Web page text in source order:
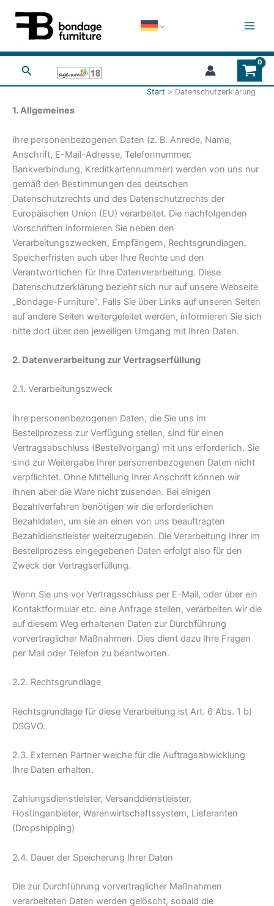
Inhalt
springen
Suchen
Start Datenschutzerklärung
1. Allgemeines
Ihre personenbezogenen Daten (z. B. Anrede, Name,
Anschrift, E-Mail-Adresse, Telefonnummer,
Bankverbindung, Kreditkartennummer) werden von uns nur
gemäß den Bestimmungen des deutschen
Datenschutzrechts und des Datenschutzrechts der
Europäischen Union (EU) verarbeitet. Die nachfolgenden
Vorschriften informieren Sie neben den
Verarbeitungszwecken, Empfängern, Rechtsgrundlagen,
Speicherfristen auch über Ihre Rechte und den
Verantwortlichen für Ihre Datenverarbeitung. Diese
Datenschutzerklärung bezieht sich nur auf unsere Webseite
„Bondage-Furniture“. Falls Sie über Links auf unseren Seiten
auf andere Seiten weitergeleitet werden, informieren Sie sich
bitte dort über den jeweiligen Umgang mit Ihren Daten.
2. Datenverarbeitung zur Vertragserfüllung
2.1. Verarbeitungszweck
Ihre personenbezogenen Daten, die Sie uns im
Bestellprozess zur Verfügung stellen, sind für einen
Vertragsabschluss (Bestellvorgang) mit uns erforderlich. Sie
sind zur Weitergabe Ihrer personenbezogenen Daten nicht
verpflichtet. Ohne Mitteilung Ihrer Anschrift können wir
Ihnen aber die Ware nicht zusenden. Bei einigen
Bezahlverfahren benötigen wir die erforderlichen
Bezahldaten, um sie an einen von uns beauftragten
Bezahldienstleister weiterzugeben. Die Verarbeitung Ihrer im
Bestellprozess eingegebenen Daten erfolgt also für den
Zweck der Vertragserfüllung.
Wenn Sie uns vor Vertragsschluss per E-Mail, oder über ein
Kontaktformular etc. eine Anfrage stellen, verarbeiten wir die
auf diesem Weg erhaltenen Daten zur Durchführung
vorvertraglicher Maßnahmen. Dies dient dazu Ihre Fragen
per Mail oder Telefon zu beantworten.
2.2. Rechtsgrundlage
Rechtsgrundlage für diese Verarbeitung ist Art. 6 Abs. 1 b)
DSGVO.
2.3. Externen Partner welche für die Auftragsabwicklung
Ihre Daten erhalten.
Zahlungsdienstleister, Versanddienstleister,
Hostinganbieter, Warenwirtschaftssystem, Lieferanten
(Dropshipping)
2.4. Dauer der Speicherung Ihrer Daten
Die zur Durchführung vorvertraglicher Maßnahmen
verarbeiteten Daten werden gelöscht, sobald die